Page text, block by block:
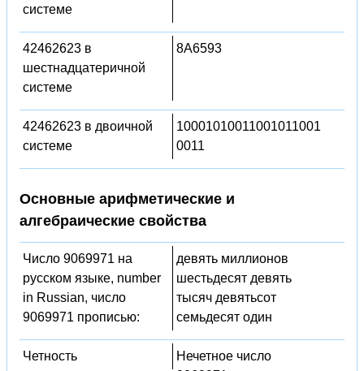
системе
42462623 в
шестнадцатеричной
системе
8A6593
42462623 в двоичной
системе
10001010011001011001
0011
Основные арифметические и
алгебраические свойства
Число 9069971 на
русском языке, number
in Russian, число
9069971 прописью:
девять миллионов
шестьдесят девять
тысяч девятьсот
семьдесят один
Четность
Нечетное число